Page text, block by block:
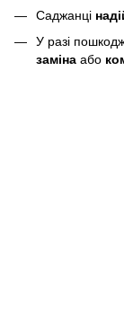
Саджанці
У разі
заміна або